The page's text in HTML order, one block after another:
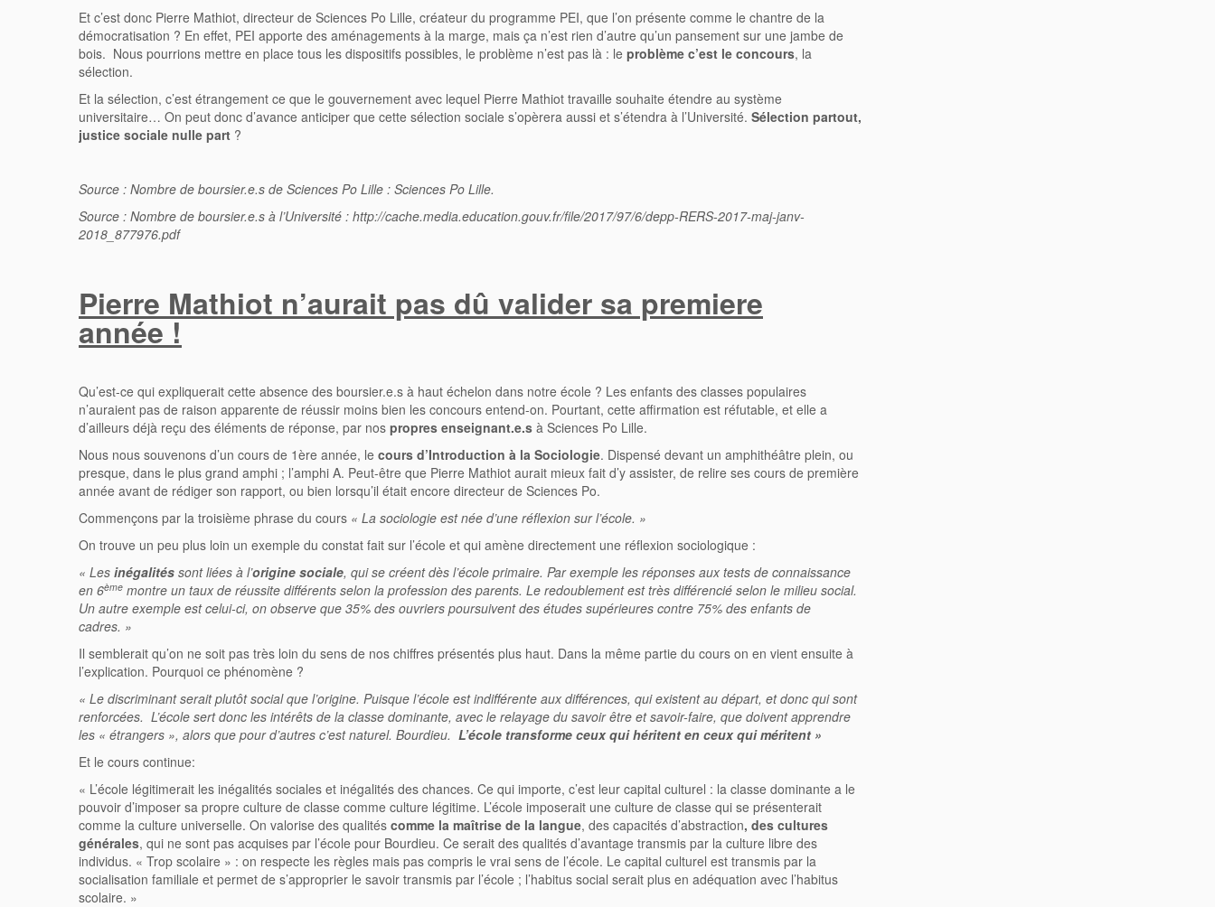
Et c’est donc Pierre Mathiot, directeur de Sciences Po Lille, créateur du programme PEI, que l’on présente comme le chantre de la
démocratisation ? En effet, PEI apporte des aménagements à la marge, mais ça n’est rien d’autre qu’un pansement sur une jambe de
bois. Nous pourrions mettre en place tous les dispositifs possibles, le problème n’est pas là : le problème c’est le concours, la
sélection.
Et la sélection, c’est étrangement ce que le gouvernement avec lequel Pierre Mathiot travaille souhaite étendre au système
universitaire… On peut donc d’avance anticiper que cette sélection sociale s’opèrera aussi et s’étendra à l’Université. Sélection partout,
justice sociale nulle part ?
Source : Nombre de boursier.e.s de Sciences Po Lille : Sciences Po Lille.
Source : Nombre de boursier.e.s à l’Université : http://cache.media.education.gouv.fr/file/2017/97/6/depp-RERS-2017-maj-janv-
2018_877976.pdf
Pierre Mathiot n’aurait pas dû valider sa premiere
année !
Qu’est-ce qui expliquerait cette absence des boursier.e.s à haut échelon dans notre école ? Les enfants des classes populaires
n’auraient pas de raison apparente de réussir moins bien les concours entend-on. Pourtant, cette affirmation est réfutable, et elle a
d’ailleurs déjà reçu des éléments de réponse, par nos propres enseignant.e.s à Sciences Po Lille.
Nous nous souvenons d’un cours de 1ère année, le cours d’Introduction à la Sociologie. Dispensé devant un amphithéâtre plein, ou
presque, dans le plus grand amphi ; l’amphi A. Peut-être que Pierre Mathiot aurait mieux fait d’y assister, de relire ses cours de première
année avant de rédiger son rapport, ou bien lorsqu’il était encore directeur de Sciences Po.
Commençons par la troisième phrase du cours « La sociologie est née d’une réflexion sur l’école. »
On trouve un peu plus loin un exemple du constat fait sur l’école et qui amène directement une réflexion sociologique :
« Les inégalités sont liées à l’origine sociale, qui se créent dès l’école primaire. Par exemple les réponses aux tests de connaissance
en 6ème montre un taux de réussite différents selon la profession des parents. Le redoublement est très différencié selon le milieu social.
Un autre exemple est celui-ci, on observe que 35% des ouvriers poursuivent des études supérieures contre 75% des enfants de
cadres. »
Il semblerait qu’on ne soit pas très loin du sens de nos chiffres présentés plus haut. Dans la même partie du cours on en vient ensuite à
l’explication. Pourquoi ce phénomène ?
« Le discriminant serait plutôt social que l’origine. Puisque l’école est indifférente aux différences, qui existent au départ, et donc qui sont
renforcées. L’école sert donc les intérêts de la classe dominante, avec le relayage du savoir être et savoir-faire, que doivent apprendre
les « étrangers », alors que pour d’autres c’est naturel. Bourdieu. L’école transforme ceux qui héritent en ceux qui méritent »
Et le cours continue:
« L’école légitimerait les inégalités sociales et inégalités des chances. Ce qui importe, c’est leur capital culturel : la classe dominante a le
pouvoir d’imposer sa propre culture de classe comme culture légitime. L’école imposerait une culture de classe qui se présenterait
comme la culture universelle. On valorise des qualités comme la maîtrise de la langue, des capacités d’abstraction, des cultures
générales, qui ne sont pas acquises par l’école pour Bourdieu. Ce serait des qualités d’avantage transmis par la culture libre des
individus. « Trop scolaire » : on respecte les règles mais pas compris le vrai sens de l’école. Le capital culturel est transmis par la
socialisation familiale et permet de s’approprier le savoir transmis par l’école ; l’habitus social serait plus en adéquation avec l’habitus
scolaire. »